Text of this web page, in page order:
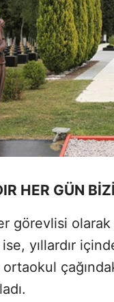
HER GÜN
görevlisi
yıllardır